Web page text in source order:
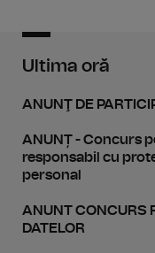
Ultima oră
ANUNŢ DE
ANUNȚ - Concurs
responsabil cu
personal
ANUNT CONCURS
DATELOR